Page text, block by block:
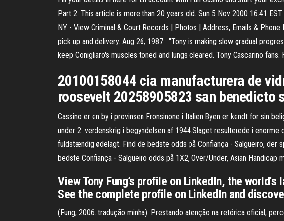
Part 2. This article is more than 20 years old. Sun 5 Nov 2000 16.41
NY - View Criminal & Court Records | Photos | Address, Emails &
pick up and delivery. Aug 26, 1987 · "Tony is making slow gradual
keep Conigliaro's muscles toned and lungs cleared. Tony Cascarino
20100158044 cia manufacturera de
roosevelt 20258905823 san
Cassino er en by i provinsen Fronsinone i Italien.Byen er kendt for sin
under 2. verdenskrig i begyndelsen af 1944.Slaget resulterede i
fuldstændig ødelagt. Find de bedste odds på Confiança - Salgueiro, der
bedste Confiança - Salgueiro odds på 1X2, Over/Under, Asian Handicap
View Tony Fung’s profile on LinkedIn, the
See the complete profile on LinkedIn and
(Fung, 2006, tradução minha). Prestando atenção na retórica oficial,